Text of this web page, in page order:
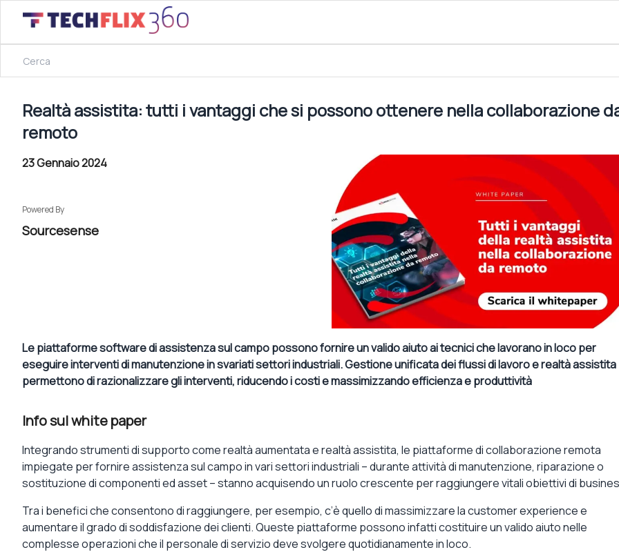
Realtà assistita: tutti i vantaggi che si possono ottenere nella collaborazione da remoto
Realtà assistita: tutti i vantaggi che si possono ottenere nella collaborazione
remoto
23 Gennaio 2024
Powered By
Sourcesense
Le piattaforme software di assistenza sul campo possono fornire un valido aiuto ai tecnici che lavorano in loco per
eseguire interventi di manutenzione in svariati settori industriali. Gestione unificata dei flussi di lavoro e realtà assistita
permettono di razionalizzare gli interventi, riducendo i costi e massimizzando efficienza e produttività
Info sul white paper
Integrando strumenti di supporto come realtà aumentata e realtà assistita, le piattaforme di collaborazione remota
impiegate per fornire assistenza sul campo in vari settori industriali – durante attività di manutenzione, riparazione o
sostituzione di componenti ed asset – stanno acquisendo un ruolo crescente per raggiungere vitali obiettivi di
Tra i benefici che consentono di raggiungere, per esempio, c’è quello di massimizzare la customer experience e
aumentare il grado di soddisfazione dei clienti. Queste piattaforme possono infatti costituire un valido aiuto nelle
complesse operazioni che il personale di servizio deve svolgere quotidianamente in loco.